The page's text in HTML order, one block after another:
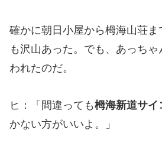
確かに朝日小屋から栂海山荘
も沢山あった。でも、あっち
われたのだ。
ヒ：「間違っても栂海新道サイ
かない方がいいよ。」